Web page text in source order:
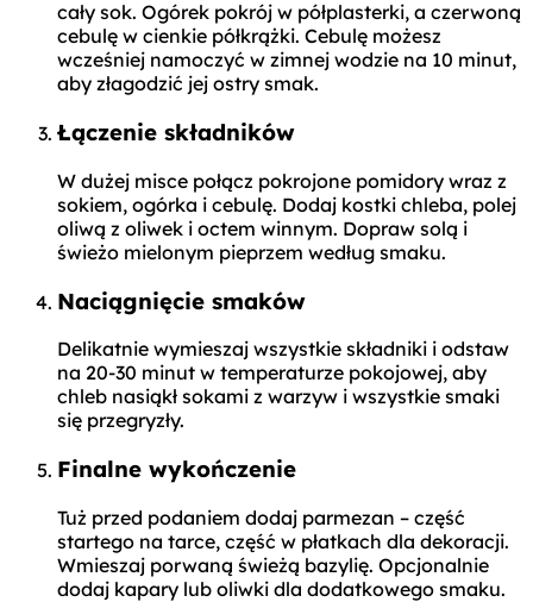
cały sok. Ogórek pokrój w półplasterki, a czerwoną
cebulę w cienkie półkrążki. Cebulę możesz
wcześniej namoczyć w zimnej wodzie na 10 minut,
aby złagodzić jej ostry smak.
Łączenie składników
W dużej misce połącz pokrojone pomidory wraz z
sokiem, ogórka i cebulę. Dodaj kostki chleba, polej
oliwą z oliwek i octem winnym. Dopraw solą i
świeżo mielonym pieprzem według smaku.
Naciągnięcie smaków
Delikatnie wymieszaj wszystkie składniki i odstaw
na 20-30 minut w temperaturze pokojowej, aby
chleb nasiąkł sokami z warzyw i wszystkie smaki
się przegryzły.
Finalne wykończenie
Tuż przed podaniem dodaj parmezan – część
startego na tarce, część w płatkach dla dekoracji.
Wmieszaj porwaną świeżą bazylię. Opcjonalnie
dodaj kapary lub oliwki dla dodatkowego smaku.